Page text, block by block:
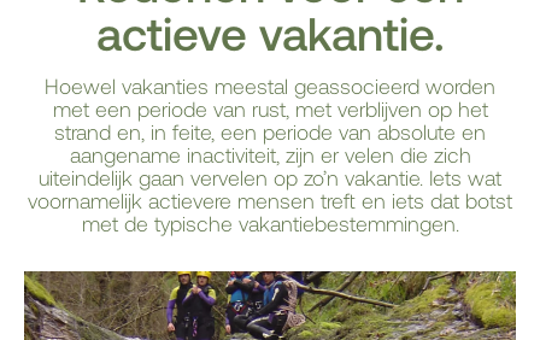
actieve vakantie.
Hoewel vakanties meestal geassocieerd worden
met een periode van rust, met verblijven op het
strand en, in feite, een periode van absolute en
aangename inactiviteit, zijn er velen die zich
uiteindelijk gaan vervelen op zo’n vakantie. Iets wat
voornamelijk actievere mensen treft en iets dat botst
met de typische vakantiebestemmingen.